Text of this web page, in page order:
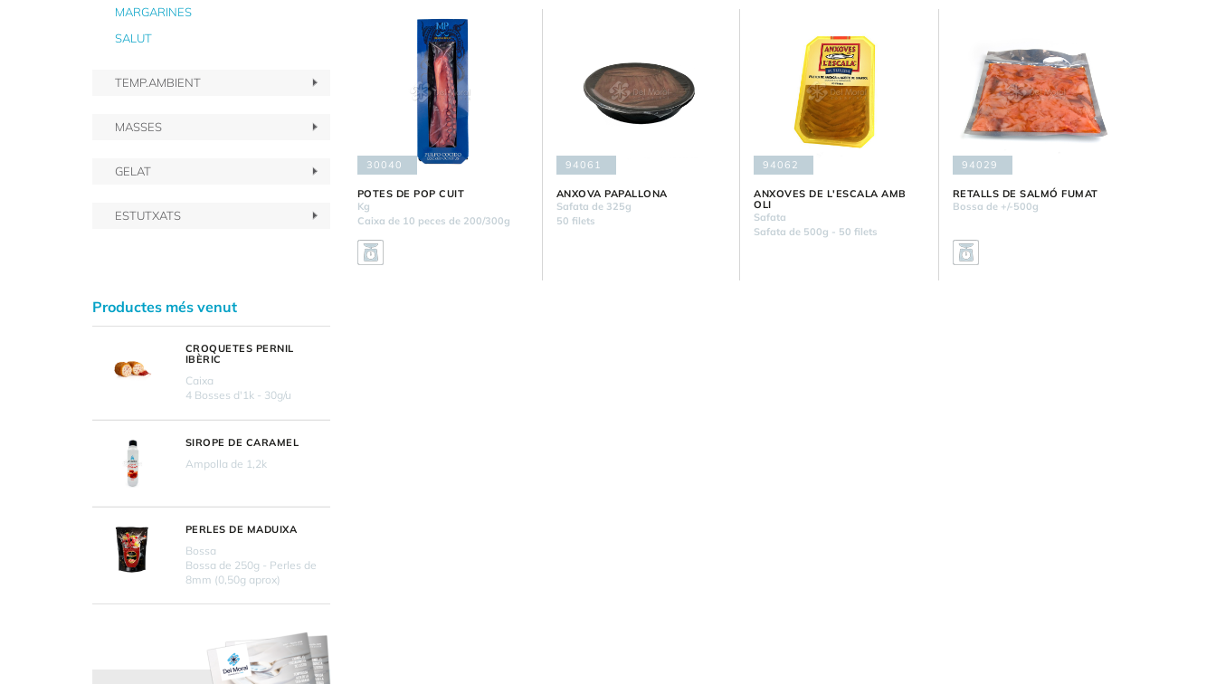
MARGARINES
SALUT
TEMP.AMBIENT
MASSES
GELAT
ESTUTXATS
Productes més venut
CROQUETES PERNIL
IBÈRIC
Caixa
4 Bosses d'1k - 30g/u
SIROPE DE CARAMEL
Ampolla de 1,2k
PERLES DE MADUIXA
Bossa
Bossa de 250g - Perles de
8mm (0,50g aprox)
30040
POTES DE POP CUIT
Kg
Caixa de 10 peces de 200/300g
94061
ANXOVA PAPALLONA
Safata de 325g
50 filets
94062
ANXOVES DE L'ESCALA AMB
OLI
Safata
Safata de 500g - 50 filets
94029
RETALLS DE SALMÓ FUMAT
Bossa de +/-500g